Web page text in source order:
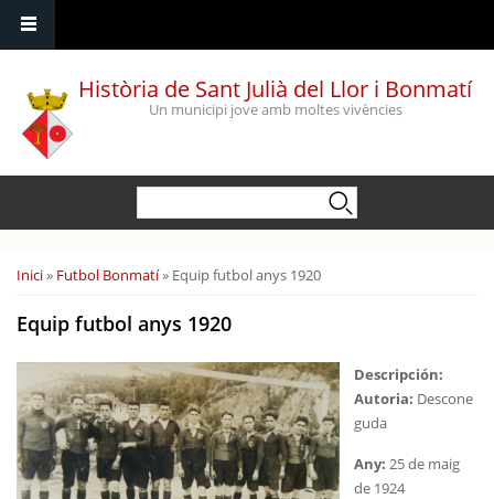
Història de Sant Julià del Llor i Bonmatí
Un municipi jove amb moltes vivències
Esteu aquí
Inici» Futbol Bonmatí» Equip futbol anys 1920
Equip futbol anys 1920
Descripción:
Autoria: Descone
guda
Any: 25 de maig
de 1924